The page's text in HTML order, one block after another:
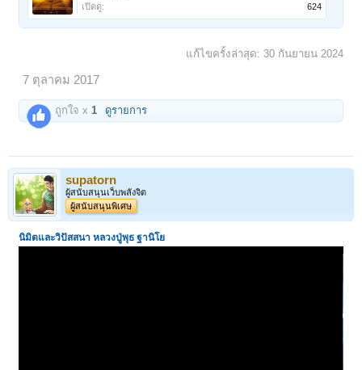
เปิดดู:
624
แก้ไขครั้งล่าสุด: 30 กันยายน 2024
7 ตุลาคม 2017
ถูกใจ x1 ดูรายการ
supatorn
ผู้สนับสนุนเว็บพลังจิต
ผู้สนับสนุนพิเศษ
นิมิตและวิปัสสนา หลวงปู่พุธ ฐานิโย